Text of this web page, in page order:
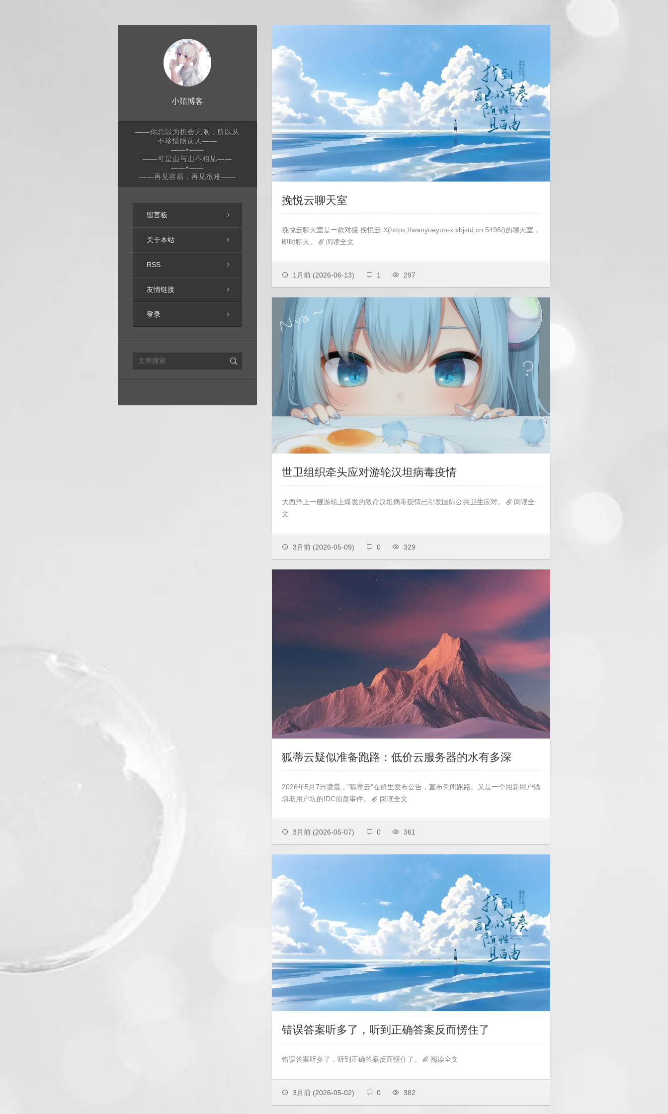
小陌博客
——你总以为机会无限，所以从
不珍惜眼前人——
——•——
——可是山与山不相见——
——•——
——再见容易，再见很难——
留言板
关于本站
RSS
友情链接
登录
挽悦云聊天室
挽悦云聊天室是一款对接 挽悦云 X(https://wanyueyun-x.xbjstd.cn:5496/)的聊天室，
即时聊天。
阅读全文
1月前 (2026-06-13) 1 297
世卫组织牵头应对游轮汉坦病毒疫情
大西洋上一艘游轮上爆发的致命汉坦病毒疫情已引发国际公共卫生应对。
阅读全
文
3月前 (2026-05-09) 0 329
狐蒂云疑似准备跑路：低价云服务器的水有多深
2026年5月7日凌晨，"狐蒂云"在群里发布公告，宣布倒闭跑路。又是一个用新用户钱
填老用户坑的IDC崩盘事件。
阅读全文
3月前 (2026-05-07) 0 361
错误答案听多了，听到正确答案反而愣住了
错误答案听多了，听到正确答案反而愣住了。 阅读全文
3月前 (2026-05-02) 0 382